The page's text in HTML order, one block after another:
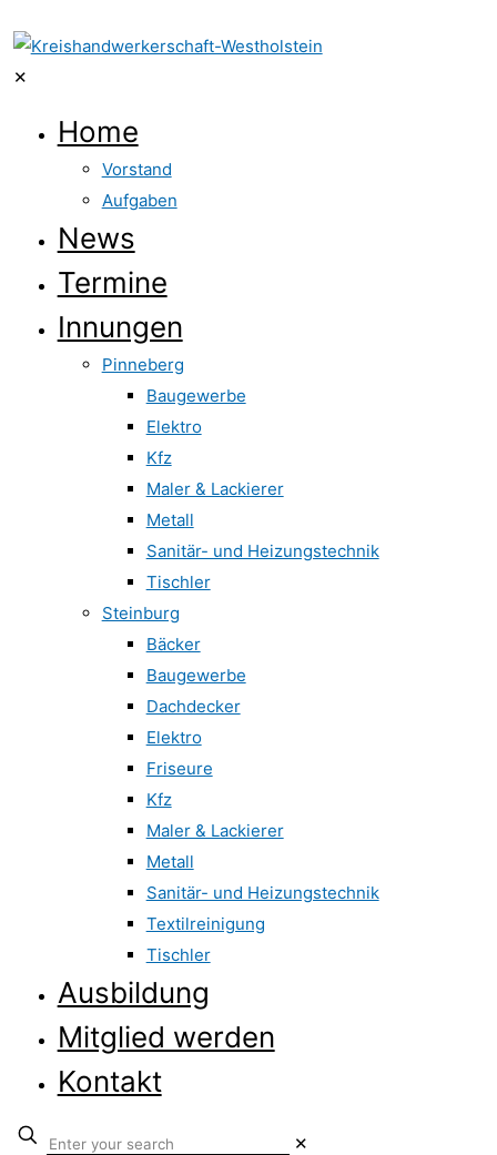
✕
Home
Vorstand
Aufgaben
News
Termine
Innungen
Pinneberg
Baugewerbe
Elektro
Kfz
Maler & Lackierer
Metall
Sanitär- und Heizungstechnik
Tischler
Steinburg
Bäcker
Baugewerbe
Dachdecker
Elektro
Friseure
Kfz
Maler & Lackierer
Metall
Sanitär- und Heizungstechnik
Textilreinigung
Tischler
Ausbildung
Mitglied werden
Kontakt
✕